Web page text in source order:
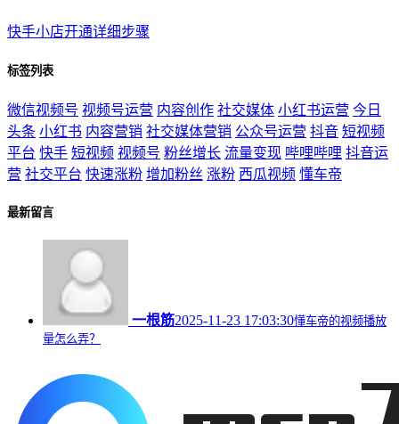
快手小店开通详细步骤
标签列表
微信视频号 视频号运营 内容创作 社交媒体 小红书运营 今日
头条 小红书 内容营销 社交媒体营销 公众号运营 抖音 短视频
平台 快手 短视频 视频号 粉丝增长 流量变现 哔哩哔哩 抖音运
营 社交平台 快速涨粉 增加粉丝 涨粉 西瓜视频 懂车帝
最新留言
一根筋2025-11-23 17:03:30懂车帝的视频播放
量怎么弄？